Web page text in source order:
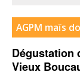
AGPM maïs
Dégustation
Vieux